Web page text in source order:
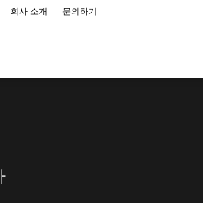
회사 소개 문의하기